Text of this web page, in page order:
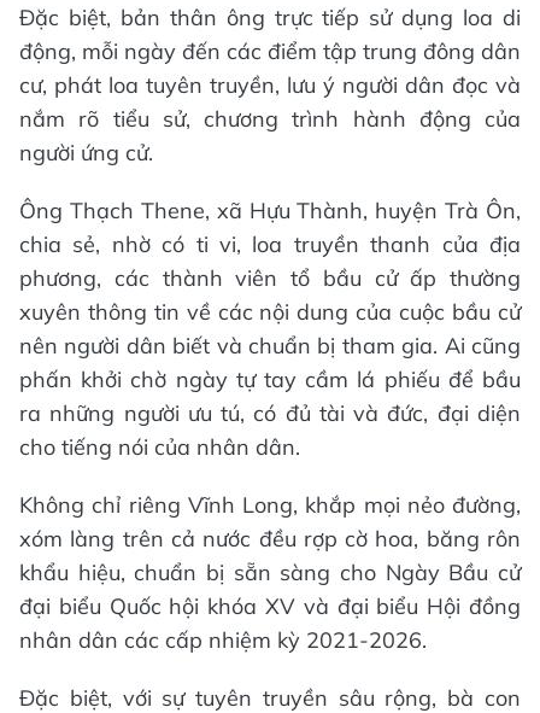
Đặc biệt, bản thân ông trực tiếp sử dụng loa di
động, mỗi ngày đến các điểm tập trung đông dân
cư, phát loa tuyên truyền, lưu ý người dân đọc và
nắm rõ tiểu sử, chương trình hành động của
người ứng cử.
Ông Thạch Thene, xã Hựu Thành, huyện Trà Ôn,
chia sẻ, nhờ có ti vi, loa truyền thanh của địa
phương, các thành viên tổ bầu cử ấp thường
xuyên thông tin về các nội dung của cuộc bầu cử
nên người dân biết và chuẩn bị tham gia. Ai cũng
phấn khởi chờ ngày tự tay cầm lá phiếu để bầu
ra những người ưu tú, có đủ tài và đức, đại diện
cho tiếng nói của nhân dân.
Không chỉ riêng Vĩnh Long, khắp mọi nẻo đường,
xóm làng trên cả nước đều rợp cờ hoa, băng rôn
khẩu hiệu, chuẩn bị sẵn sàng cho Ngày Bầu cử
đại biểu Quốc hội khóa XV và đại biểu Hội đồng
nhân dân các cấp nhiệm kỳ 2021-2026.
Đặc biệt, với sự tuyên truyền sâu rộng, bà con